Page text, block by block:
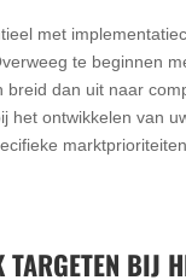
met
te beginnen
dan uit naar
ontwikkelen van
BIJ